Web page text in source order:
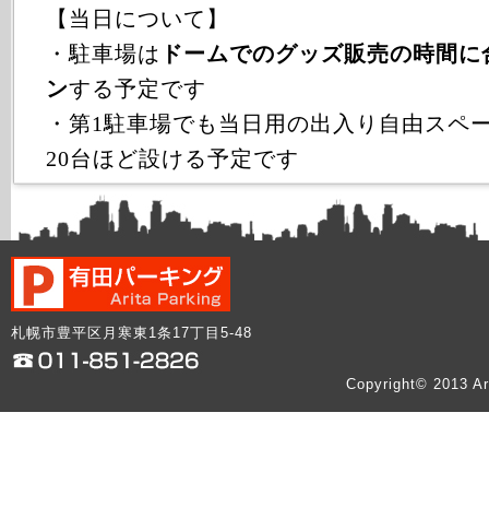
【当日について】
・駐車場は ドームでのグッズ販売の時間
ンする予定です
・第1駐車場でも当日用の出入り自由スペ
20台ほど設ける予定です
札幌市豊平区月寒東1条17丁目5-48
Copyright© 2013